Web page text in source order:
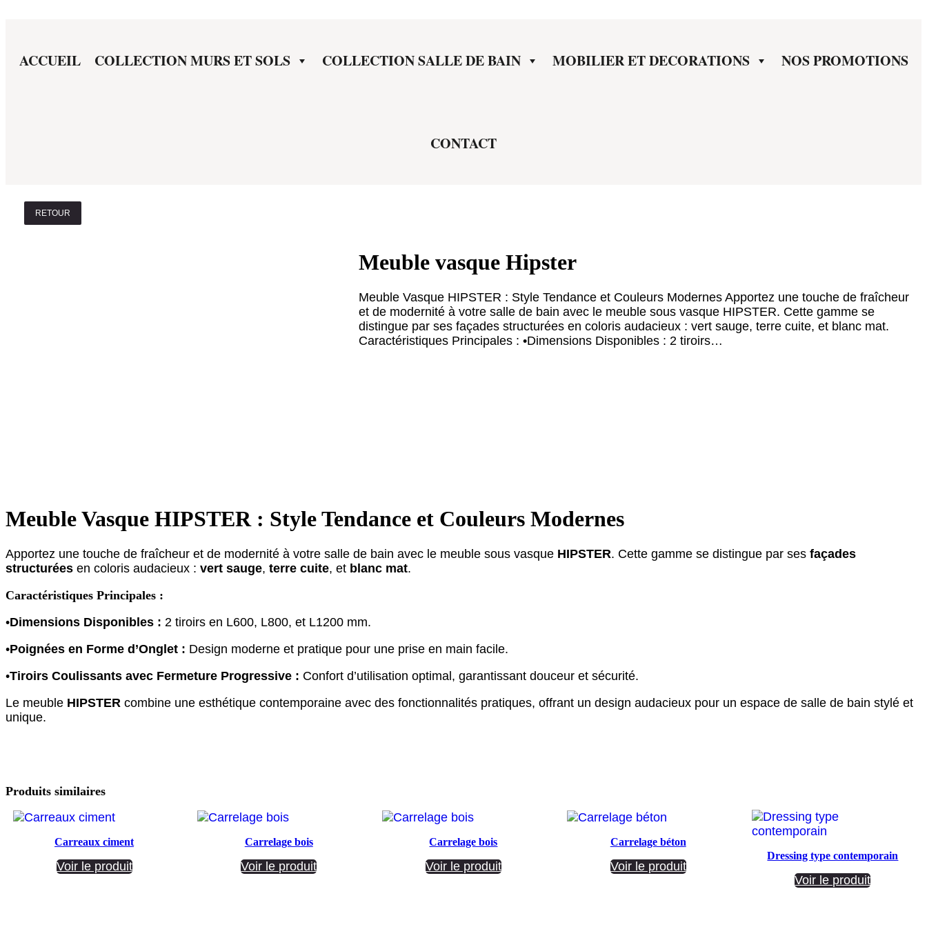
ACCUEIL COLLECTION MURS ET SOLS COLLECTION SALLE DE BAIN MOBILIER ET DECORATIONS NOS PROMOTIONS
CONTACT
RETOUR
Meuble vasque Hipster
Meuble Vasque HIPSTER : Style Tendance et Couleurs Modernes Apportez une touche de fraîcheur
et de modernité à votre salle de bain avec le meuble sous vasque HIPSTER. Cette gamme se
distingue par ses façades structurées en coloris audacieux : vert sauge, terre cuite, et blanc mat.
Caractéristiques Principales : •Dimensions Disponibles : 2 tiroirs…
Meuble Vasque HIPSTER : Style Tendance et Couleurs Modernes
Apportez une touche de fraîcheur et de modernité à votre salle de bain avec le meuble sous vasque HIPSTER. Cette gamme se distingue par ses façades
structurées en coloris audacieux : vert sauge, terre cuite, et blanc mat.
Caractéristiques Principales :
•Dimensions Disponibles : 2 tiroirs en L600, L800, et L1200 mm.
•Poignées en Forme d’Onglet : Design moderne et pratique pour une prise en main facile.
•Tiroirs Coulissants avec Fermeture Progressive : Confort d’utilisation optimal, garantissant douceur et sécurité.
Le meuble HIPSTER combine une esthétique contemporaine avec des fonctionnalités pratiques, offrant un design audacieux pour un espace de salle de bain stylé et
unique.
Produits similaires
Carreaux ciment
Voir le produit
Carrelage bois
Voir le produit
Carrelage bois
Voir le produit
Carrelage béton
Voir le produit
Dressing type contemporain
Voir le produit